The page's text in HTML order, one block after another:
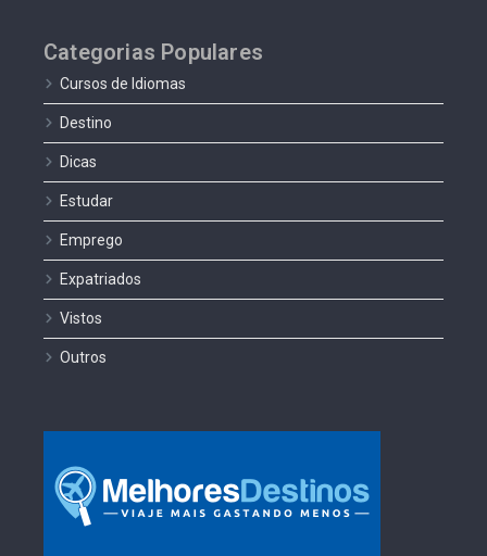
Categorias Populares
Cursos de Idiomas
Destino
Dicas
Estudar
Emprego
Expatriados
Vistos
Outros